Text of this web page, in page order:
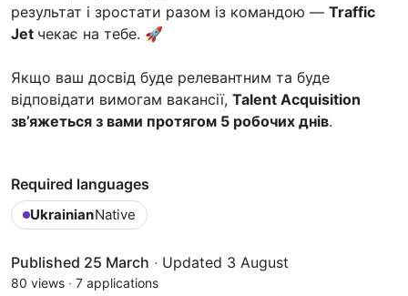
результат і зростати разом із командою — Traffic
Jet чекає на тебе. 🚀
Якщо ваш досвід буде релевантним та буде
відповідати вимогам вакансії, Talent Acquisition
зв’яжеться з вами протягом 5 робочих днів.
Required languages
UkrainianNative
Published 25 March · Updated 3 August
80 views · 7 applications